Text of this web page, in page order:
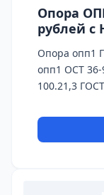
Опора
рублей
Опора опп1
опп1 ОСТ
100.21,3
Деловые